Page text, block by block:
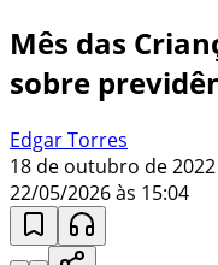
Mês das
sobre
Edgar Torres
18 de outubro de 2022
22/05/2026 às 15:04